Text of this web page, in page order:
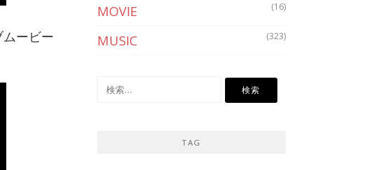
ービー
MOVIE (16)
MUSIC (323)
検
TAG